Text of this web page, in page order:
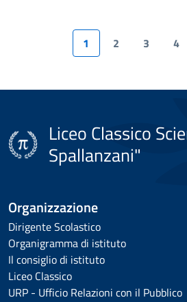
1 2 3 4
Liceo Classico
Spallanzani"
Organizzazione
Dirigente Scolastico
Organigramma di istituto
Il consiglio di istituto
Liceo Classico
URP - Ufficio Relazioni con il Pubblico